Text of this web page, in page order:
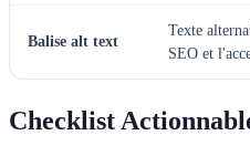
Balise alt text
Texte
SEO et
Checklist